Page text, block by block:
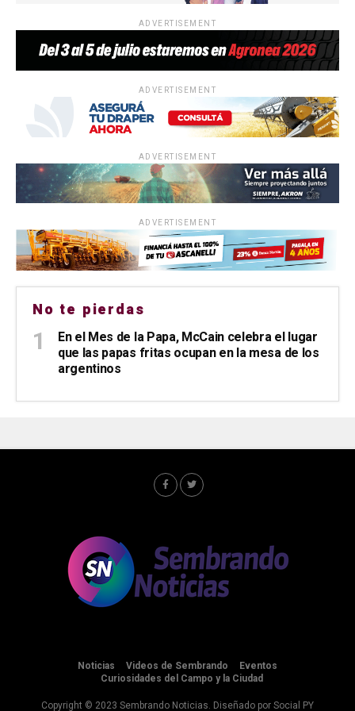
ADVERTISEMENT
ADVERTISEMENT
ADVERTISEMENT
ADVERTISEMENT
No te pierdas
En el Mes de la Papa, McCain celebra el lugar
que las papas fritas ocupan en la mesa de los
argentinos
Noticias Videos de Sembrando
Eventos
Curiosidades del Campo y la Ciudad
Copyright © 2023 Sembrando Noticias. Diseñado por Social PY